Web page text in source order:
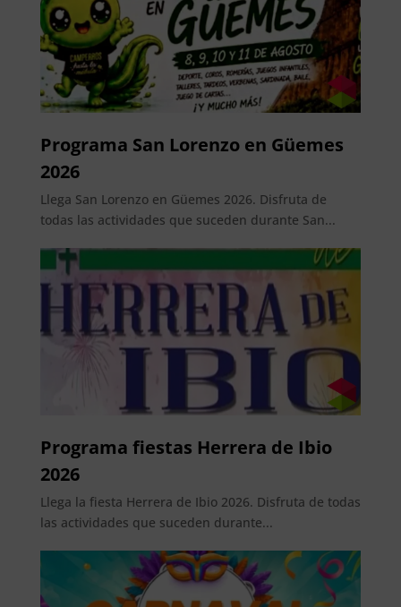
Programa San Lorenzo en Güemes
2026
Llega San Lorenzo en Güemes 2026. Disfruta de
todas las actividades que suceden durante San...
Programa fiestas Herrera de Ibio
2026
Llega la fiesta Herrera de Ibio 2026. Disfruta de todas
las actividades que suceden durante...